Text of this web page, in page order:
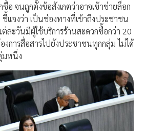
อ จนถูกตั้งข้อสังเกตว่าอาจเข้าข่ายล็อก
แจงว่า เป็นช่องทางที่เข้าถึงประชาชน
ต่ละวันมีผู้ใช้บริการร้านสะดวกซื้อกว่า 20
งการสื่อสารไปยังประชาชนทุกกลุ่ม ไม่ได้
มหนึ่ง